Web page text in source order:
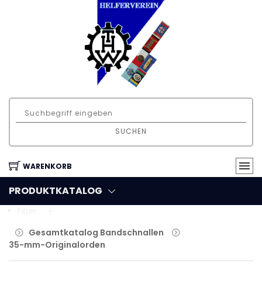
SUCHEN
WARENKORB
PRODUKTKATALOG
Gesamtkatalog Bandschnallen
35-mm-Originalorden